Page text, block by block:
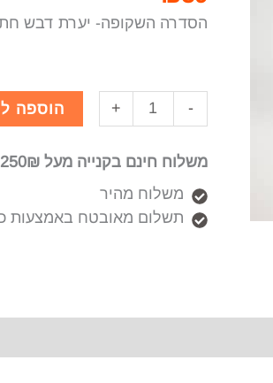
הסדרה השקופה- יערת דבש
-
+ הוספה
משלוח חינם בקנייה מעל 250₪
משלוח מהיר
תשלום מאובטח באמצעות